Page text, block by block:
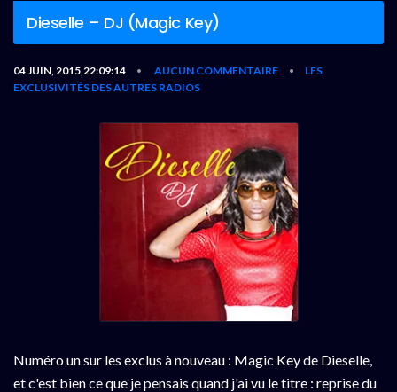
Dieselle – DJ (Magic Key)
04 JUIN, 2015,22:09:14 • AUCUN COMMENTAIRE •
LES
EXCLUSIVITÉS DES AUTRES RADIOS
Numéro un sur les exclus à nouveau : Magic Key de Dieselle,
et c'est bien ce que je pensais quand j'ai vu le titre : reprise du